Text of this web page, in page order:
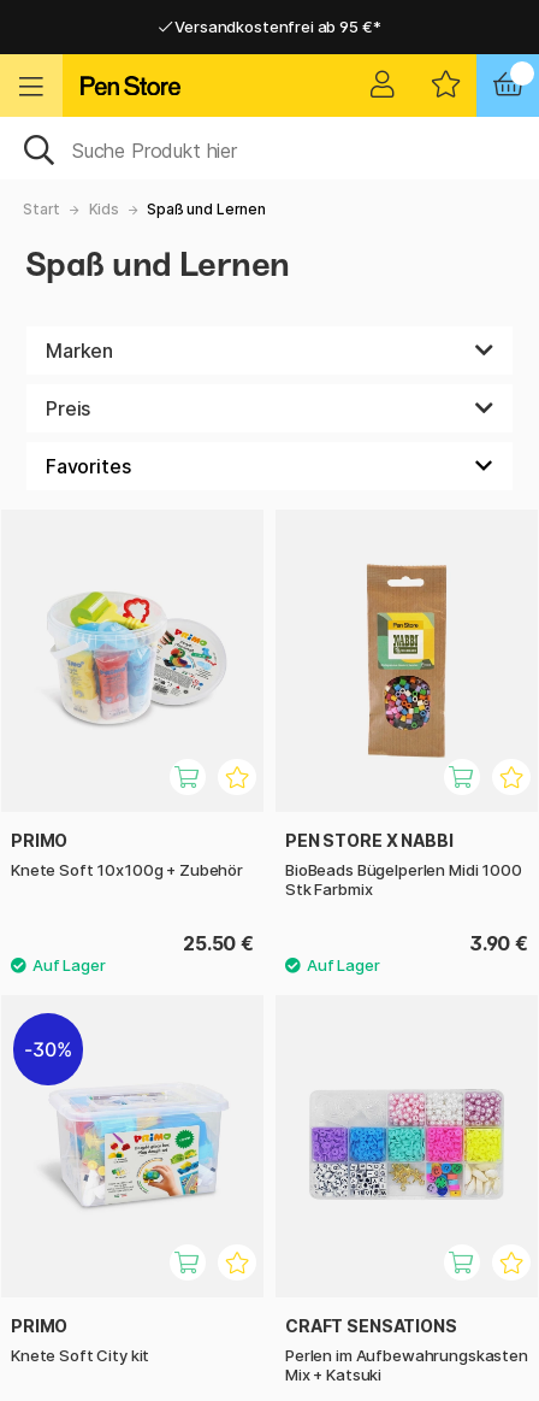
Versandkostenfrei ab 95 €*
Versandkostenfrei ab 95 €*
Start Kids Spaß und Lernen
Spaß und Lernen
Marken
Preis
PRIMO
Knete Soft 10x100g + Zubehör
25.50 €
PEN STORE X NABBI
BioBeads Bügelperlen Midi 1000
Stk Farbmix
3.90 €
30%
PRIMO
Knete Soft City kit
CRAFT SENSATIONS
Perlen im Aufbewahrungskasten
Mix + Katsuki